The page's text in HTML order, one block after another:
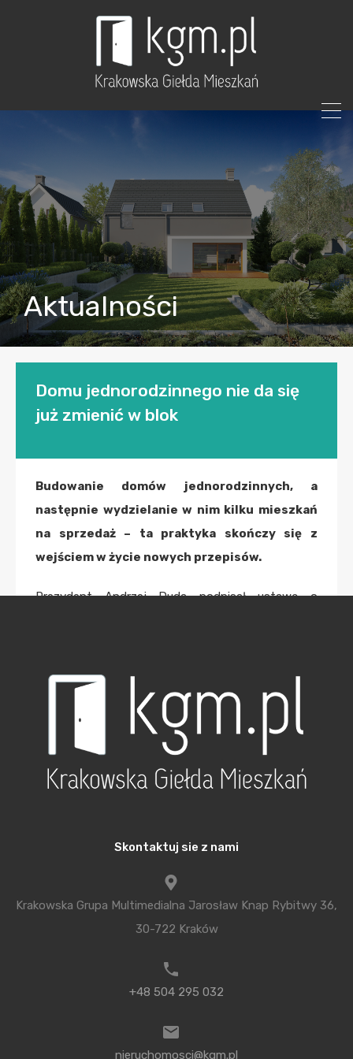
Aktualności
Domu jednorodzinnego nie da się
już zmienić w blok
Budowanie domów jednorodzinnych, a
następnie wydzielanie w nim kilku mieszkań
na sprzedaż – ta praktyka skończy się z
wejściem w życie nowych przepisów.
Prezydent Andrzej Duda podpisał ustawę o
miejsca. Według prawników nie jest jednak jasne,
czy nowelizacja będzie dotyczyć inwestycji
realizowanych na podstawie starych planów
ustawa w prawdzie również zabraniała takich
Gazeta Prawna podaje, że przepisy były łatwo
obchodzone – np. przekształcano budynek
jednorodzinny w wielorodzinny, pomijając przy tym
procedurę zmiany sposobu użytkowania budynku
Od teraz wydzielenie nowego mieszkania będzie
w urzędzie. Nie będzie też możliwe wydzielenie
Skontaktuj sie z nami
Krakowska Grupa Multimedialna Jarosław Knap Rybitwy 36,
30-722 Kraków
+48 504 295 032
nieruchomosci@kgm.pl